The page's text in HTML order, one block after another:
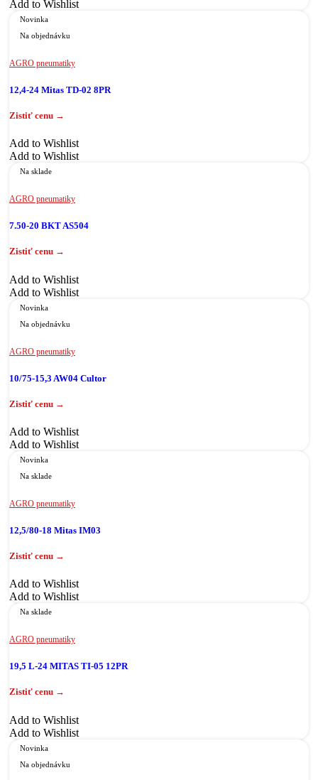
Add to Wishlist
Novinka
Na objednávku
AGRO pneumatiky
12,4-24 Mitas TD-02 8PR
Add to Wishlist
Add to Wishlist
Na sklade
AGRO pneumatiky
7.50-20 BKT AS504
Add to Wishlist
Add to Wishlist
Novinka
Na objednávku
AGRO pneumatiky
10/75-15,3 AW04 Cultor
Add to Wishlist
Add to Wishlist
Novinka
Na sklade
AGRO pneumatiky
12,5/80-18 Mitas IM03
Add to Wishlist
Add to Wishlist
Na sklade
AGRO pneumatiky
19,5 L-24 MITAS TI-05 12PR
Add to Wishlist
Add to Wishlist
Novinka
Na objednávku